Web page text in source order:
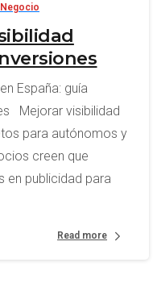
España: guía
Mejorar visibilidad
para autónomos y
creen que
en publicidad para
Read more